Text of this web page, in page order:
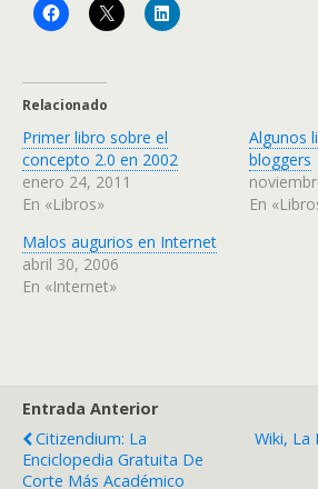
Relacionado
Primer libro sobre el
concepto 2.0 en 2002
enero 24, 2011
En «Libros»
Algunos
bloggers
En
Malos augurios en Internet
abril 30, 2006
En «Internet»
Entrada Anterior
Citizendium: La
Enciclopedia Gratuita De
Corte Más Académico
Wiki, La